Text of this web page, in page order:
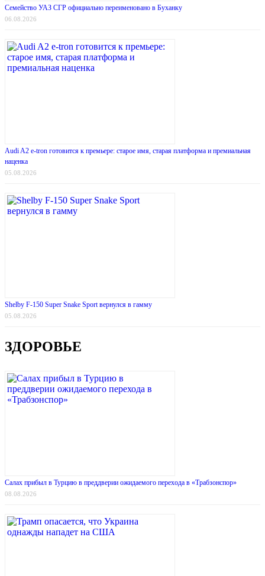
Семейство УАЗ СГР официально переименовано в Буханку
06.08.2026
Audi A2 e-tron готовится к премьере: старое имя, старая платформа и премиальная
наценка
05.08.2026
Shelby F-150 Super Snake Sport вернулся в гамму
05.08.2026
ЗДОРОВЬЕ
Салах прибыл в Турцию в преддверии ожидаемого перехода в «Трабзонспор»
08.08.2026